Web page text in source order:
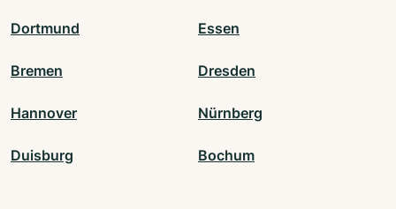
Dortmund Essen
Bremen Dresden
Hannover Nürnberg
Duisburg Bochum